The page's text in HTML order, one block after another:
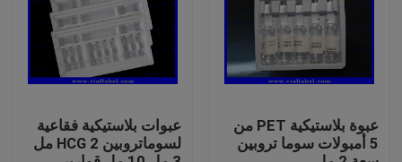
عبوة بلاستيكية PET من
5 أمبولات سوما تروبين
عبوات بلاستيكية فقاعية
لسوماتروبين HCG 2 مل